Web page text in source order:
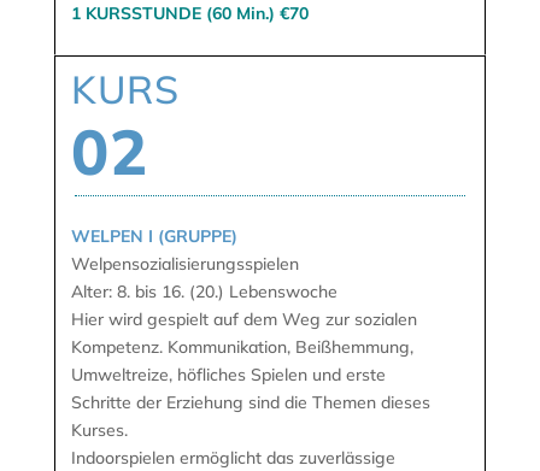
1 KURSSTUNDE (60 Min.) €70
KURS
02
WELPEN I (GRUPPE)
Welpensozialisierungsspielen
Alter: 8. bis 16. (20.) Lebenswoche
Hier wird gespielt auf dem Weg zur sozialen
Kompetenz. Kommunikation, Beißhemmung,
Umweltreize, höfliches Spielen und erste
Schritte der Erziehung sind die Themen dieses
Kurses.
Indoorspielen ermöglicht das zuverlässige